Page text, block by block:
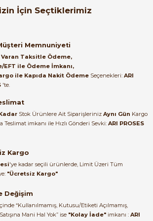
gün
severdi
ilgi ve
ederim
2026
İçin Seçtiklerimiz
Alt 54 'lü (18×3) Sigorta Kutusu Şeffaf Kapaklı -
5.580,00 TL
Termoplastik ABS 54 'lü (18×3) Sigorta Kutusu
3.513,60 TL
(18×3) Sigorta Kutusu Metal Gövdeli Şeffaf Kapaklı
Memnuniyeti
Varan Taksitle Ödeme,
EFT ile Ödeme İmkanı,
ile Kapıda Nakit Ödeme Seçenekleri: ARI
'te.
Stok Ürünlere Ait Siparişleriniz Aynı Gün Kargo
Teslimat imkanı ile Hızlı Gönderi Sevki: ARI PROSES
Kargo
'ye kadar seçili ürünlerde, Limit Üzeri Tüm
"Ücretsiz Kargo"
Değişim
“Kullanılmamış, Kutusu/Etiketi Açılmamış,
Mani Hal Yok” ise "Kolay İade" imkanı : ARI